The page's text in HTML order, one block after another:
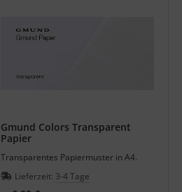
Gmund Colors Transparent
Papier
Transparentes Papiermuster in A4.
Lieferzeit: 3-4 Tage